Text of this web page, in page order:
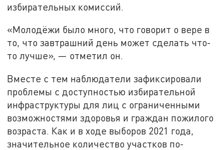
избирательных комиссий.
«Молодёжи было много, что говорит о вере в
то, что завтрашний день может сделать что-
то лучше», — отметил он.
Вместе с тем наблюдатели зафиксировали
проблемы с доступностью избирательной
инфраструктуры для лиц с ограниченными
возможностями здоровья и граждан пожилого
возраста. Как и в ходе выборов 2021 года,
значительное количество участков по-